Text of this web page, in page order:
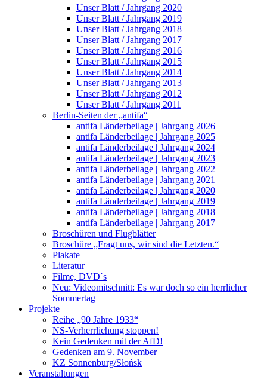
Unser Blatt / Jahrgang 2020
Unser Blatt / Jahrgang 2019
Unser Blatt / Jahrgang 2018
Unser Blatt / Jahrgang 2017
Unser Blatt / Jahrgang 2016
Unser Blatt / Jahrgang 2015
Unser Blatt / Jahrgang 2014
Unser Blatt / Jahrgang 2013
Unser Blatt / Jahrgang 2012
Unser Blatt / Jahrgang 2011
Berlin-Seiten der „antifa“
antifa Länderbeilage | Jahrgang 2026
antifa Länderbeilage | Jahrgang 2025
antifa Länderbeilage | Jahrgang 2024
antifa Länderbeilage | Jahrgang 2023
antifa Länderbeilage | Jahrgang 2022
antifa Länderbeilage | Jahrgang 2021
antifa Länderbeilage | Jahrgang 2020
antifa Länderbeilage | Jahrgang 2019
antifa Länderbeilage | Jahrgang 2018
antifa Länderbeilage | Jahrgang 2017
Broschüren und Flugblätter
Broschüre „Fragt uns, wir sind die Letzten.“
Plakate
Literatur
Filme, DVD´s
Neu: Videomitschnitt: Es war doch so ein herrlicher
Sommertag
Projekte
Reihe „90 Jahre 1933“
NS-Verherrlichung stoppen!
Kein Gedenken mit der AfD!
Gedenken am 9. November
KZ Sonnenburg/Słońsk
Veranstaltungen